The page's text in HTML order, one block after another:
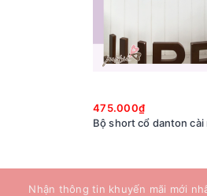
475.000₫
Bộ short cổ danton cài
Nhận thông tin khuyến mãi mới